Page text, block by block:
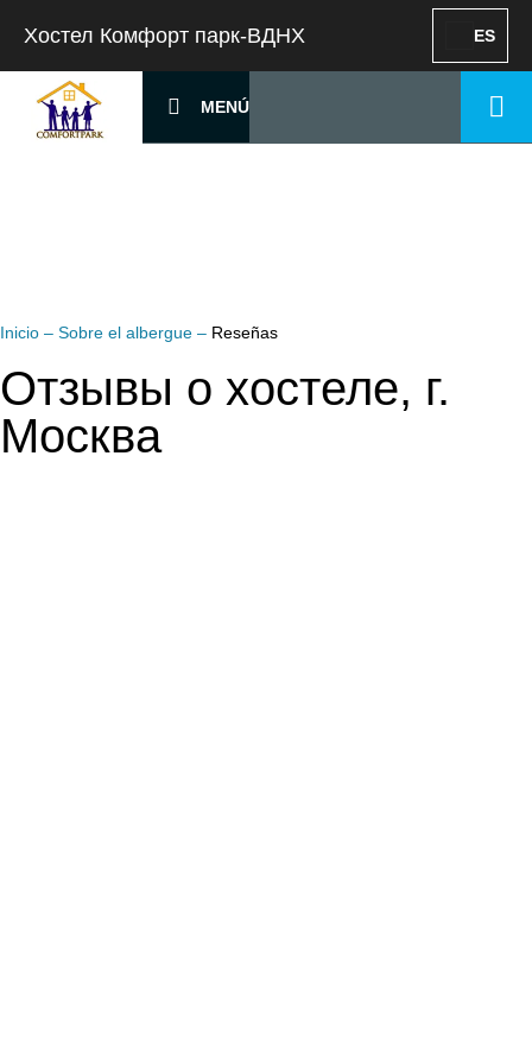
Хостел Комфорт парк-ВДНХ ES
MENÚ
Inicio – Sobre el albergue – Reseñas
Отзывы о хостеле, г.
Москва